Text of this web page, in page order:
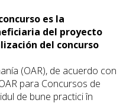
es la
del proyecto
del concurso
(OAR), de acuerdo con
para Concursos de
de bune practici în